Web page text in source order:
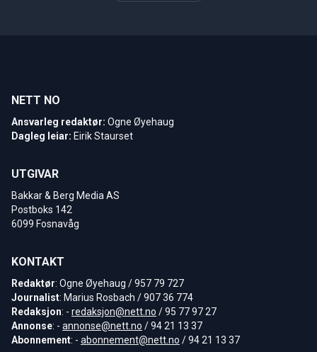
NETT NO
Ansvarleg redaktør: Ogne Øyehaug
Dagleg leiar: Eirik Staurset
UTGIVAR
Bakkar & Berg Media AS
Postboks 142
6099 Fosnavåg
KONTAKT
Redaktør: Ogne Øyehaug / 957 79 727
Journalist: Marius Rosbach / 907 36 774
Redaksjon: - redaksjon@nett.no / 95 77 97 27
Annonse: - annonse@nett.no / 94 21 13 37
Abonnement: - abonnement@nett.no / 94 21 13 37